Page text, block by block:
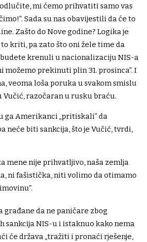
mi ćemo prihvatiti samo vas
Sada su nas obavijestili da će to
Zašto do Nove godine? Logika je
kriti, pa zato što oni žele time da
budete krenuli u nacionalizaciju NIS-a
možemo prekinuti plin 31. prosinca”. I
veoma loša poruka u svakom smislu
Vučić, razočaran u rusku braću.
ga Amerikanci „pritiskali” da
neće biti sankcija, što je Vučić, tvrdi,
mene nije prihvatljivo, naša zemlja
ni fašistička, niti volimo da otimamo
građane da ne paničare zbog
sankcija NIS-u i istaknuo kako nema
će država „tražiti i pronaći rješenje,